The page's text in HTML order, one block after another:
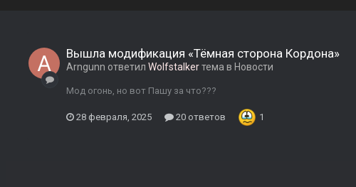
Вышла модификация «Тёмная сторона Кордона»
Arngunn ответил Wolfstalkerтема в Новости
Мод огонь, но вот Пашу за что???
28 февраля, 2025 20 ответов 1